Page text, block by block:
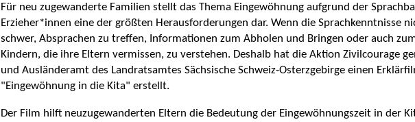
Für neu zugewanderte Familien stellt das Thema Eingewöhnung aufgrund der
Erzieher*innen eine der größten Herausforderungen dar. Wenn die Sprachkenntnisse
schwer, Absprachen zu treffen, Informationen zum Abholen und Bringen oder auch
Kindern, die ihre Eltern vermissen, zu verstehen. Deshalb hat die Aktion Zivilcourage
und Ausländeramt des Landratsamtes Sächsische Schweiz-Osterzgebirge einen
"Eingewöhnung in die Kita" erstellt.
Der Film hilft neuzugewanderten Eltern die Bedeutung der Eingewöhnungszeit in der